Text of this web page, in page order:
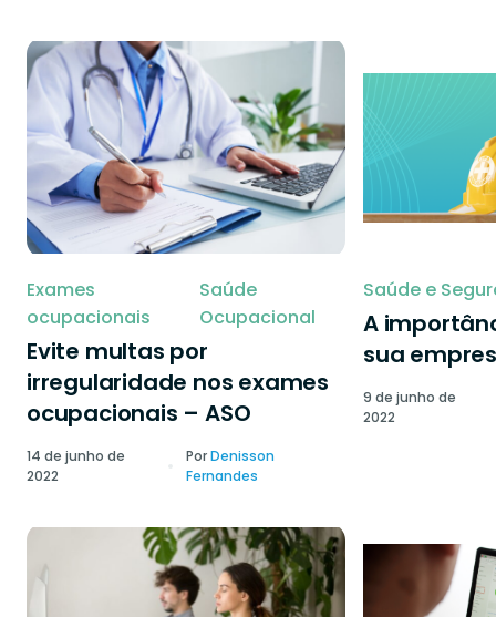
Exames
ocupacionais
Saúde
Ocupacional
Evite multas por
irregularidade nos exames
ocupacionais – ASO
14 de junho de
2022
PorDenisson
Fernandes
Saúde e
A
sua
9 de junho de
2022